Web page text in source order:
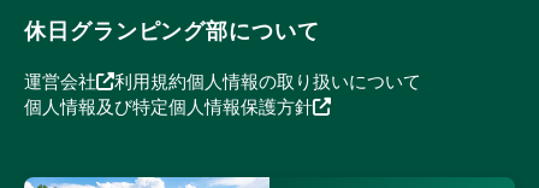
休日グランピング部について
運営会社 利用規約個人情報の取り扱いについて
個人情報及び特定個人情報保護方針